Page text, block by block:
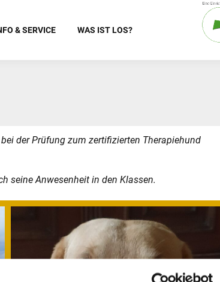
& SERVICE WAS IST LOS?
der Prüfung zum zertifizierten Therapiehund
seine Anwesenheit in den Klassen.